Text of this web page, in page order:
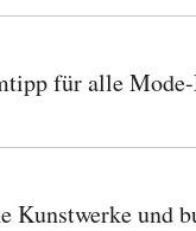
für alle
Kunstwerke und